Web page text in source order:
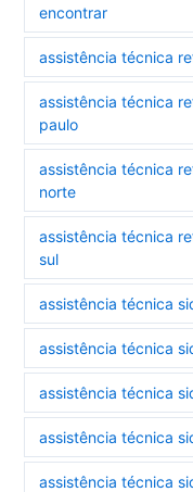
encontrar
assistência técnica
assistência técnica
paulo
assistência técnica
norte
assistência técnica
sul
assistência técnica
assistência técnica
assistência técnica
assistência técnica
assistência técnica